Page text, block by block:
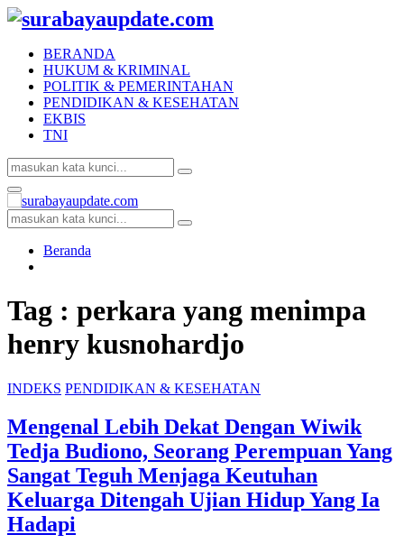
BERANDA
HUKUM & KRIMINAL
POLITIK & PEMERINTAHAN
PENDIDIKAN & KESEHATAN
EKBIS
TNI
Search
for:
Search
Facebook
Twitter
Youtube
Primary
Menu
Search
for:
Search
Beranda
Tag : perkara yang menimpa
henry kusnohardjo
INDEKS PENDIDIKAN & KESEHATAN
Mengenal Lebih Dekat Dengan Wiwik
Tedja Budiono, Seorang Perempuan Yang
Sangat Teguh Menjaga Keutuhan
Keluarga Ditengah Ujian Hidup Yang Ia
Hadapi